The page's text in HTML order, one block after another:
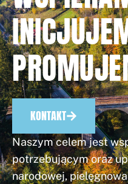
KONTAKT
Naszym celem jest
potrzebującym oraz
narodowej,